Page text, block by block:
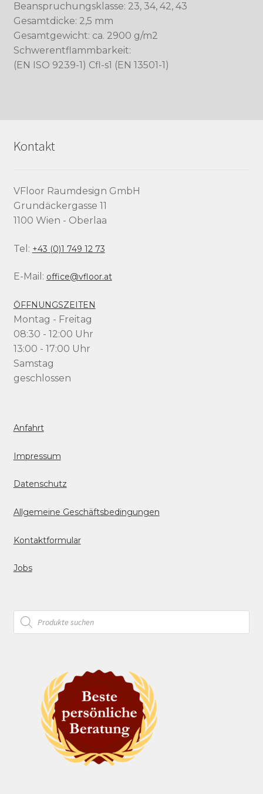
Beanspruchungsklasse: 23, 34, 42, 43
Gesamtdicke: 2,5 mm
Gesamtgewicht: ca. 2900 g/m2
Schwerentflammbarkeit:
(EN ISO 9239-1) Cfl-s1 (EN 13501-1)
Kontakt
VFloor Raumdesign GmbH
Grundäckergasse 11
1100 Wien - Oberlaa
Tel: +43 (0)1 749 12 73
E-Mail: office@vfloor.at
ÖFFNUNGSZEITEN
Montag - Freitag
08:30 - 12:00 Uhr
13:00 - 17:00 Uhr
Samstag
geschlossen
Anfahrt
Impressum
Datenschutz
Allgemeine Geschäftsbedingungen
Kontaktformular
Jobs
Products
search